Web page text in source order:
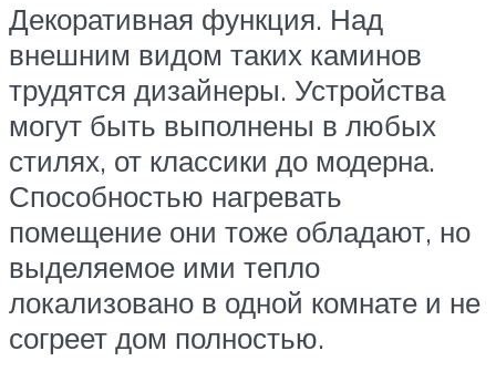
Декоративная функция. Над
внешним видом таких каминов
трудятся дизайнеры. Устройства
могут быть выполнены в любых
стилях, от классики до модерна.
Способностью нагревать
помещение они тоже обладают, но
выделяемое ими тепло
локализовано в одной комнате и не
согреет дом полностью.